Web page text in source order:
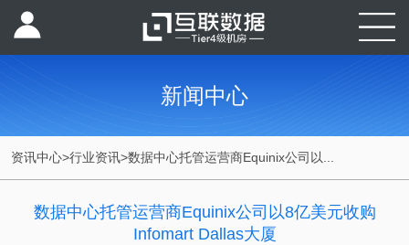
新闻中心
资讯中心>行业资讯>数据中心托管运营商Equinix公司以...
数据中心托管运营商Equinix公司以8亿美元收购
Infomart Dallas大厦